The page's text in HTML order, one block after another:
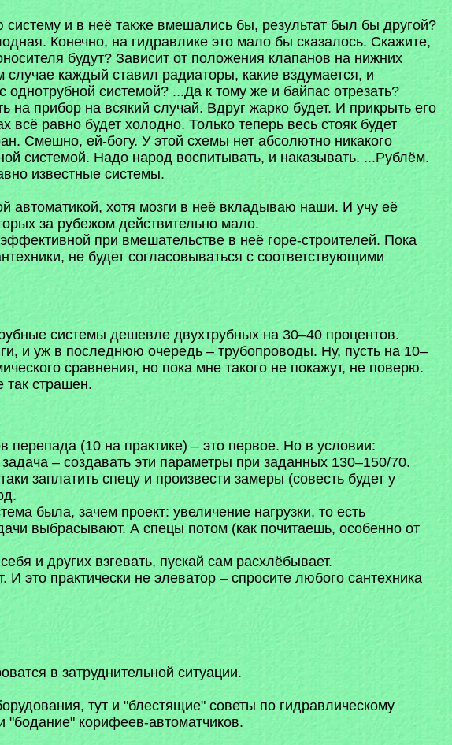
и в неё также вмешались бы, результат был бы другой?
Конечно, на гидравлике это мало бы сказалось. Скажите,
будут? Зависит от положения клапанов на нижних
каждый ставил радиаторы, какие вздумается, и
системой? ...Да к тому же и байпас отрезать?
прибор на всякий случай. Вдруг жарко будет. И прикрыть его
равно будет холодно. Только теперь весь стояк будет
Смешно, ей-богу. У этой схемы нет абсолютно никакого
системой. Надо народ воспитывать, и наказывать. ...Рублём.
известные системы.
автоматикой, хотя мозги в неё вкладываю наши. И учу её
за рубежом действительно мало.
при вмешательстве в неё горе-строителей. Пока
не будет согласовываться с соответствующими
системы дешевле двухтрубных на 30–40 процентов.
и уж в последнюю очередь – трубопроводы. Ну, пусть на 10–
сравнения, но пока мне такого не покажут, не поверю.
так страшен.
(10 на практике) – это первое. Но в условии:
– создавать эти параметры при заданных 130–150/70.
заплатить спецу и произвести замеры (совесть будет у
была, зачем проект: увеличение нагрузки, то есть
выбрасывают. А спецы потом (как почитаешь, особенно от
и других взгевать, пускай сам расхлёбывает.
это практически не элеватор – спросите любого сантехника
в затруднительной ситуации.
тут и "блестящие" советы по гидравлическому
"бодание" корифеев-автоматчиков.